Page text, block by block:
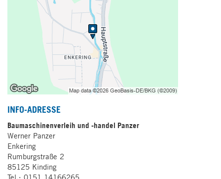
INFO-ADRESSE
Baumaschinenverleih und -handel Panzer
Werner Panzer
Enkering
Rumburgstraße 2
85125 Kinding
Tel.: 0151 14166265